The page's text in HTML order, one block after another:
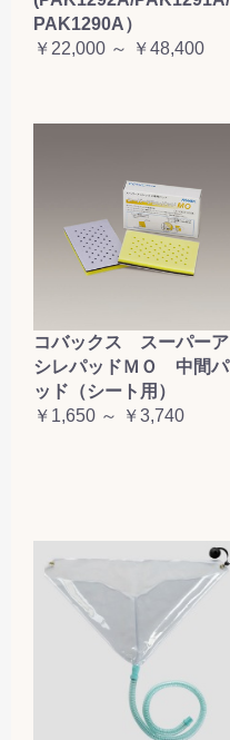
PAK1290A）
￥22,000 ～ ￥48,400
コバックス スーパーア
シレパッドＭＯ 中間パ
ッド（シート用）
￥1,650 ～ ￥3,740